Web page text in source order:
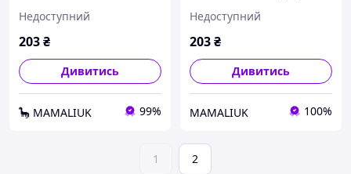
Недоступний
203₴
Дивитись
🦕 MAMALIUK 99%
Недоступний
203₴
Дивитись
MAMALIUK 100%
1 2